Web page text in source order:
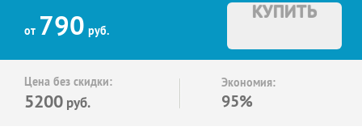
от 790 руб.
КУПИТЬ
Цена без скидки:
5200 руб.
Экономия:
95%